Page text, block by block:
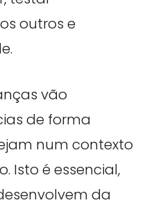
outros e
vão
de forma
num contexto
Isto é essencial,
da